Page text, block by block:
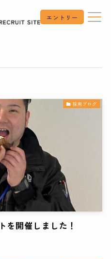
エントリー
採用ブログ
を開催しました！